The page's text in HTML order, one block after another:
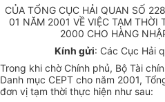
CỦA TỔNG CỤC HẢI QUAN SỐ
01 NĂM 2001 VỀ VIỆC TẠM THỜI
2000 CHO HÀNG
Kính gửi: Các Cục Hải
Trong khi chờ Chính phủ, Bộ Tài
Danh mục CEPT cho năm 2001,
đơn vị tạm thời thực hiện như sau: